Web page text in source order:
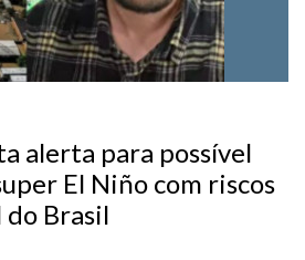
alerta para possível
El Niño com riscos
do Brasil